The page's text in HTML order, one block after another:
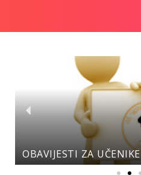
OBAVIJESTI ZA UČENIKE